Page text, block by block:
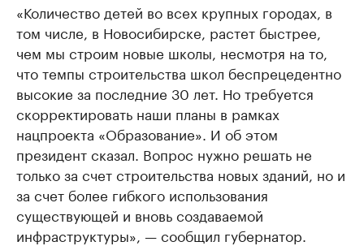
«Количество детей во всех крупных городах, в
том числе, в Новосибирске, растет быстрее,
чем мы строим новые школы, несмотря на то,
что темпы строительства школ беспрецедентно
высокие за последние 30 лет. Но требуется
скорректировать наши планы в рамках
нацпроекта «Образование». И об этом
президент сказал. Вопрос нужно решать не
только за счет строительства новых зданий, но и
за счет более гибкого использования
существующей и вновь создаваемой
инфраструктуры», — сообщил губернатор.